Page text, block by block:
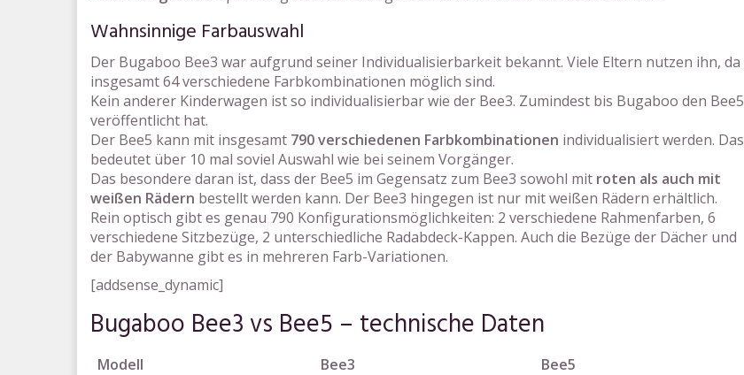
Wahnsinnige Farbauswahl
Der Bugaboo Bee3 war aufgrund seiner Individualisierbarkeit bekannt. Viele Eltern nutzen ihn, da
insgesamt 64 verschiedene Farbkombinationen möglich sind.
Kein anderer Kinderwagen ist so individualisierbar wie der Bee3. Zumindest bis Bugaboo den Bee5
veröffentlicht hat.
Der Bee5 kann mit insgesamt 790 verschiedenen Farbkombinationen individualisiert werden. Das
bedeutet über 10 mal soviel Auswahl wie bei seinem Vorgänger.
Das besondere daran ist, dass der Bee5 im Gegensatz zum Bee3 sowohl mit roten als auch mit
weißen Rädern bestellt werden kann. Der Bee3 hingegen ist nur mit weißen Rädern erhältlich.
Rein optisch gibt es genau 790 Konfigurationsmöglichkeiten: 2 verschiedene Rahmenfarben, 6
verschiedene Sitzbezüge, 2 unterschiedliche Radabdeck-Kappen. Auch die Bezüge der Dächer und
der Babywanne gibt es in mehreren Farb-Variationen.
[addsense_dynamic]
Bugaboo Bee3 vs Bee5 – technische Daten
Modell Bee3
Bee5